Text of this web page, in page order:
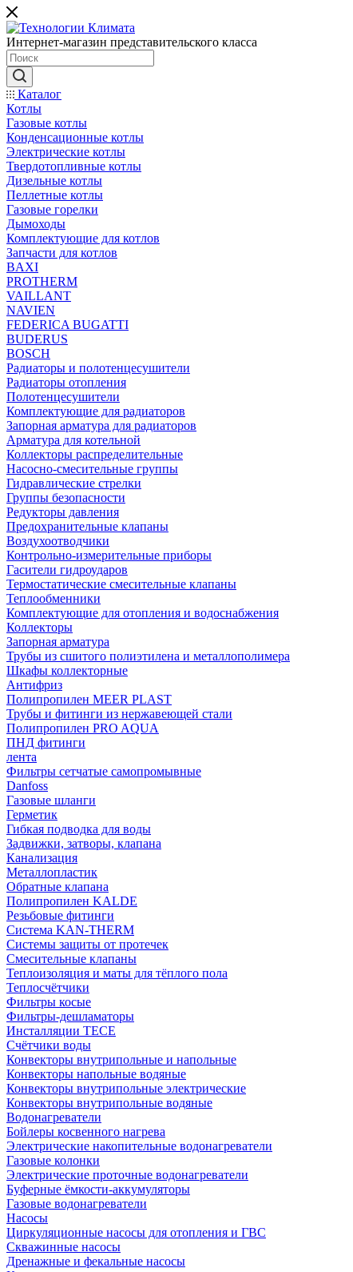
Интернет-магазин представительского класса
Каталог
Котлы
Газовые котлы
Конденсационные котлы
Электрические котлы
Твердотопливные котлы
Дизельные котлы
Пеллетные котлы
Газовые горелки
Дымоходы
Комплектующие для котлов
Запчасти для котлов
BAXI
PROTHERM
VAILLANT
NAVIEN
FEDERICA BUGATTI
BUDERUS
BOSCH
Радиаторы и полотенцесушители
Радиаторы отопления
Полотенцесушители
Комплектующие для радиаторов
Запорная арматура для радиаторов
Арматура для котельной
Коллекторы распределительные
Насосно-смесительные группы
Гидравлические стрелки
Группы безопасности
Редукторы давления
Предохранительные клапаны
Воздухоотводчики
Контрольно-измерительные приборы
Гасители гидроударов
Термостатические смесительные клапаны
Теплообменники
Комплектующие для отопления и водоснабжения
Коллекторы
Запорная арматура
Трубы из сшитого полиэтилена и металлополимера
Шкафы коллекторные
Антифриз
Полипропилен MEER PLAST
Трубы и фитинги из нержавеющей стали
Полипропилен PRO AQUA
ПНД фитинги
лента
Фильтры сетчатые самопромывные
Danfoss
Газовые шланги
Герметик
Гибкая подводка для воды
Задвижки, затворы, клапана
Канализация
Металлопластик
Обратные клапана
Полипропилен KALDE
Резьбовые фитинги
Система KAN-THERM
Системы защиты от протечек
Смесительные клапаны
Теплоизоляция и маты для тёплого пола
Теплосчётчики
Фильтры косые
Фильтры-дешламаторы
Инсталляции TECE
Счётчики воды
Конвекторы внутрипольные и напольные
Конвекторы напольные водяные
Конвекторы внутрипольные электрические
Конвекторы внутрипольные водяные
Водонагреватели
Бойлеры косвенного нагрева
Электрические накопительные водонагреватели
Газовые колонки
Электрические проточные водонагреватели
Буферные ёмкости-аккумуляторы
Газовые водонагреватели
Насосы
Циркуляционные насосы для отопления и ГВС
Скважинные насосы
Дренажные и фекальные насосы